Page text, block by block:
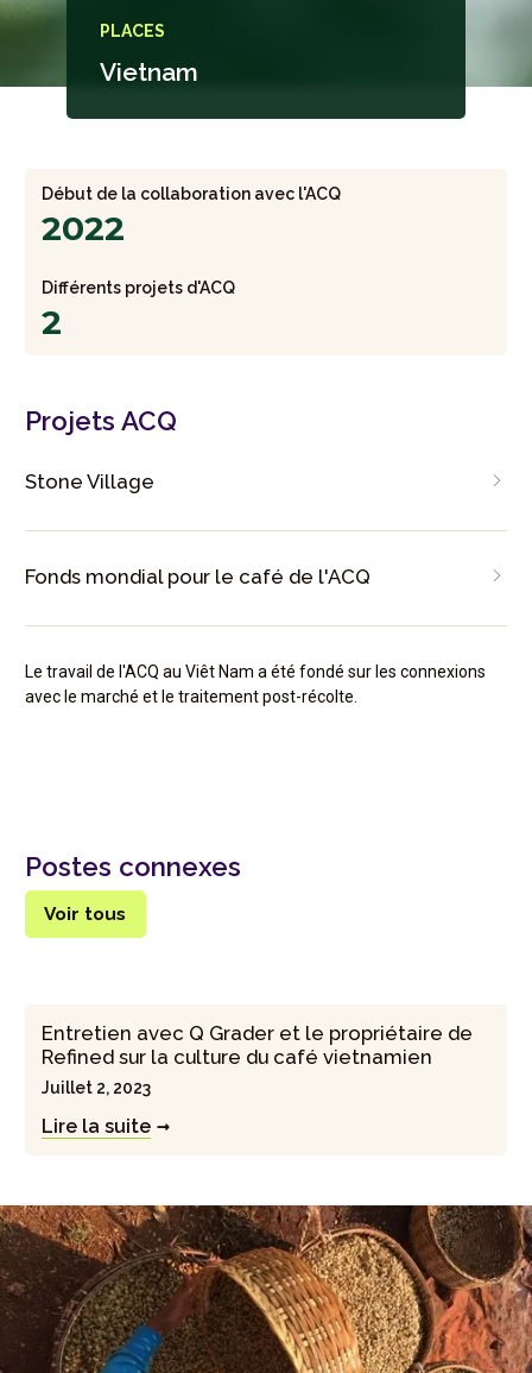
PLACES
Vietnam
Début de la collaboration avec l'ACQ
2022
Différents projets d'ACQ
2
Projets ACQ
Stone Village
Fonds mondial pour le café de l'ACQ
Le travail de l'ACQ au Viêt Nam a été fondé sur les connexions
avec le marché et le traitement post-récolte.
Postes connexes
Voir tous
Entretien avec Q Grader et le propriétaire de
Refined sur la culture du café vietnamien
Juillet 2, 2023
Lire la suite